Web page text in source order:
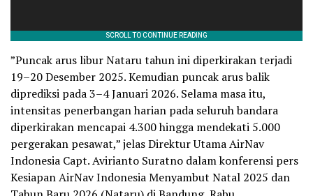
”Puncak arus libur Nataru tahun ini diperkirakan terjadi
19–20 Desember 2025. Kemudian puncak arus balik
diprediksi pada 3–4 Januari 2026. Selama masa itu,
intensitas penerbangan harian pada seluruh bandara
diperkirakan mencapai 4.300 hingga mendekati 5.000
pergerakan pesawat,” jelas Direktur Utama AirNav
Indonesia Capt. Avirianto Suratno dalam konferensi pers
Kesiapan AirNav Indonesia Menyambut Natal 2025 dan